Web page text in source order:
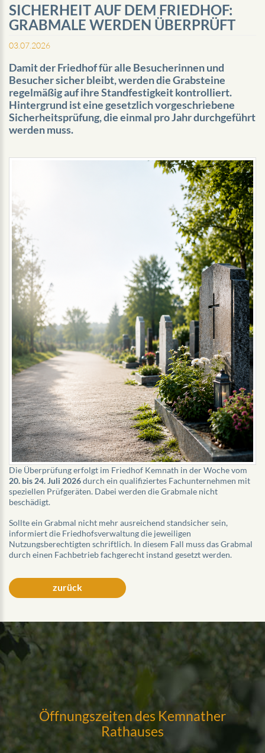
SICHERHEIT AUF DEM FRIEDHOF:
GRABMALE WERDEN ÜBERPRÜFT
03.07.2026
Damit der Friedhof für alle Besucherinnen und
Besucher sicher bleibt, werden die Grabsteine
regelmäßig auf ihre Standfestigkeit kontrolliert.
Hintergrund ist eine gesetzlich vorgeschriebene
Sicherheitsprüfung, die einmal pro Jahr durchgeführt
werden muss.
Die Überprüfung erfolgt im Friedhof Kemnath in der Woche vom
20. bis 24. Juli 2026durch ein qualifiziertes Fachunternehmen mit
speziellen Prüfgeräten. Dabei werden die Grabmale nicht
beschädigt.
Sollte ein Grabmal nicht mehr ausreichend standsicher sein,
informiert die Friedhofsverwaltung die jeweiligen
Nutzungsberechtigten schriftlich. In diesem Fall muss das Grabmal
durch einen Fachbetrieb fachgerecht instand gesetzt werden.
zurück
Öffnungszeiten des Kemnather
Rathauses